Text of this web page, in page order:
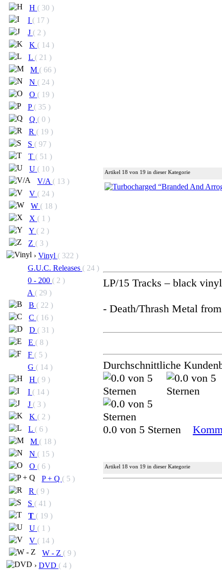
H ( 30 )
I ( 17 )
J ( 2 )
K ( 14 )
L ( 21 )
M ( 66 )
N ( 24 )
O ( 19 )
P ( 35 )
Q ( 0 )
R ( 19 )
S ( 97 )
T ( 51 )
U ( 10 )
V/A ( 13 )
V ( 24 )
W ( 18 )
X ( 1 )
Y ( 2 )
Z ( 3 )
› Vinyl ( 322 )
G.U.C. Releases ( 24 )
0 - 200 ( 2 )
A ( 29 )
B ( 22 )
C ( 16 )
D ( 31 )
E ( 8 )
F ( 5 )
G ( 14 )
H ( 9 )
I ( 14 )
J ( 3 )
K ( 2 )
L ( 6 )
M ( 18 )
N ( 15 )
O ( 6 )
P + Q ( 5 )
R ( 9 )
S ( 41 )
T ( 19 )
U ( 1 )
V ( 14 )
W - Z ( 9 )
› DVD ( 4 )
Artikel 18 von 19 in dieser Kategorie
LP/15 Tracks – black vinyl
- Death/Thrash Metal
Durchschnittliche
0.0 von 5 Sternen
Artikel 18 von 19 in dieser Kategorie